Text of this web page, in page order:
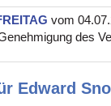
vom
des
Edward